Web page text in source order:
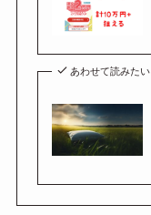
あわせて読みたい